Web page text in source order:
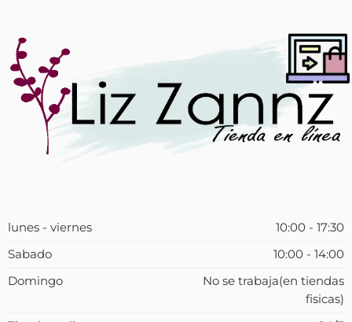
lunes - viernes
10:00 - 17:30
Sabado
10:00 - 14:00
Domingo
No se trabaja(en tiendas
fisicas)